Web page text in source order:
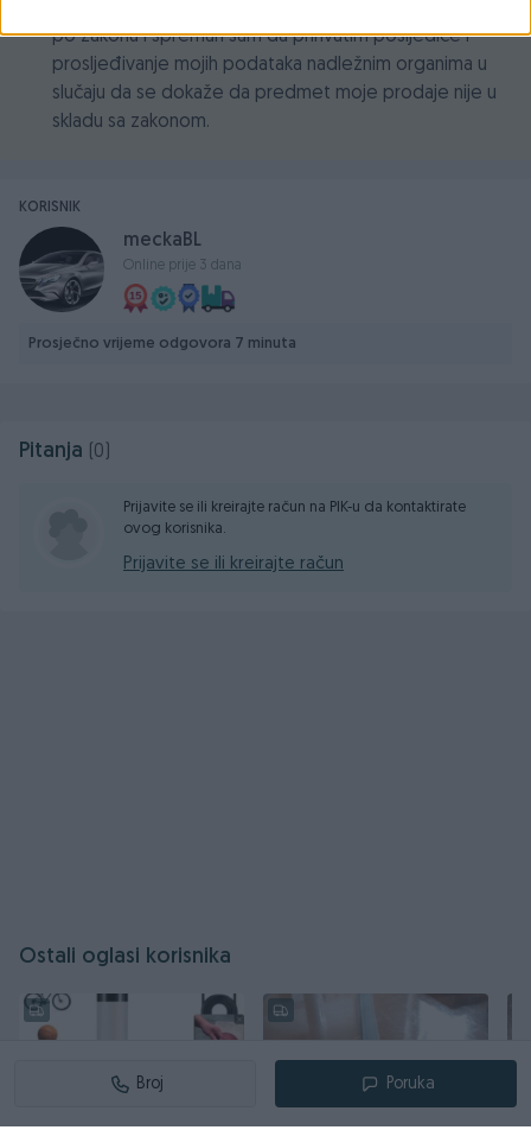
po zakonu i spreman sam da prihvatim posljedice i
prosljeđivanje mojih podataka nadležnim organima u
slučaju da se dokaže da predmet moje prodaje nije u
skladu sa zakonom.
KORISNIK
meckaBL
Online prije 3 dana
Prosječno vrijeme odgovora 7 minuta
Pitanja (0)
Prijavite se ili kreirajte račun na PIK-u da kontaktirate
ovog korisnika.
Prijavite se ili kreirajte račun
Ostali oglasi korisnika
Broj Poruka